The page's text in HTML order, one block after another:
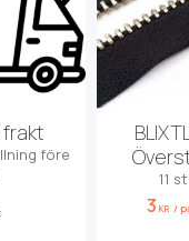
före
11
3 KR /